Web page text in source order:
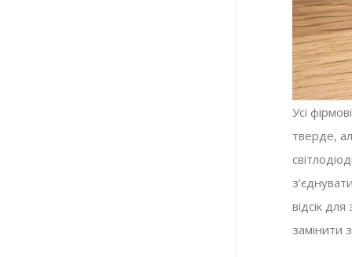
Усі
тверде,
відсік
замінити